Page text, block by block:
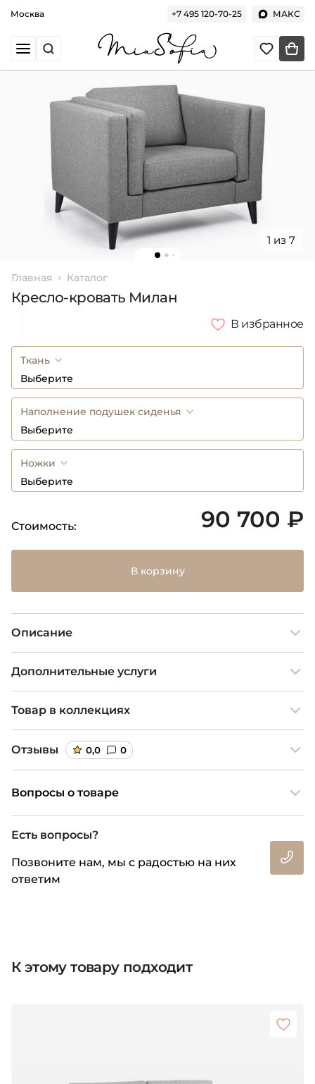
Москва +7 495 120-70-25 МАКС
1 из 7
Главная Каталог
Кресло-кровать Милан
В избранное
Ткань
Выберите
Наполнение подушек сиденья
Выберите
Ножки
Выберите
Стоимость: 90 700 ₽
В корзину
Описание
Дополнительные услуги
Товар в коллекциях
Отзывы 0,0 0
Вопросы о товаре
Есть вопросы?
Позвоните нам, мы с радостью на них
ответим
К этому товару подходит